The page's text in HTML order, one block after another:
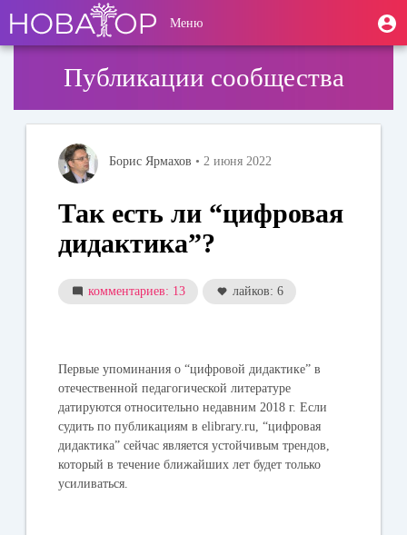
основному
содержанию
User
account
Меню
Публикации сообщества
Борис Ярмахов • 2 июня 2022
Так есть ли “цифровая
дидактика”?
комментариев: 13 лайков: 6
Первые упоминания о “цифровой дидактике” в
отечественной педагогической литературе
датируются относительно недавним 2018 г. Если
судить по публикациям в elibrary.ru, “цифровая
дидактика” сейчас является устойчивым трендов,
который в течение ближайших лет будет только
усиливаться.